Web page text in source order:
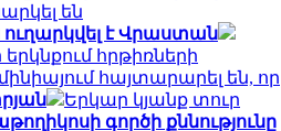
են
է Վրաստան
հրթիռների
հայտարարել են, որ
Երկար կյանք տուր
գործի քննությունը